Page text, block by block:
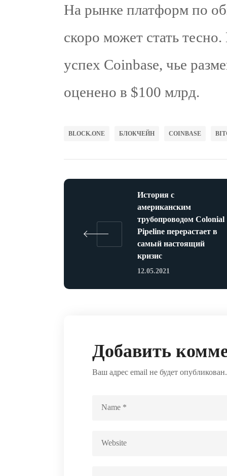
На рынке платформ по
скоро может стать
успех Coinbase, чье
оценено в $100 млрд.
BLOCK.ONE БЛОКЧЕЙН COINBASE
История с
американским
трубопроводом Colonial
Pipeline перерастает в
самый настоящий
кризис
12.05.2021
Добавить
Ваш адрес email не будет опубликован.